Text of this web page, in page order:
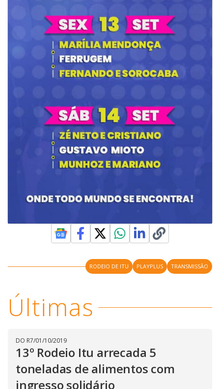
RODEIO DE ITU PLAYPLUS TRANSMISSÃO
Últimas
DO R7/01/10/2019
13º Rodeio Itu arrecada 5
toneladas de alimentos com
ingresso solidário